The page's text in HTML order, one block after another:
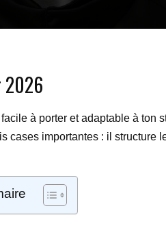
2026
à porter et adaptable à ton
cases importantes : il structure